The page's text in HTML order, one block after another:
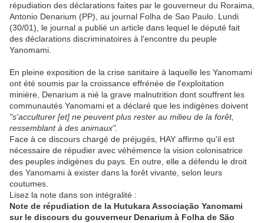
répudiation des déclarations faites par le gouverneur du Roraima,
Antonio Denarium (PP), au journal Folha de Sao Paulo. Lundi
(30/01), le journal a publié un article dans lequel le député fait
des déclarations discriminatoires à l'encontre du peuple
Yanomami.
En pleine exposition de la crise sanitaire à laquelle les Yanomami
ont été soumis par la croissance effrénée de l'exploitation
minière, Denarium a nié la grave malnutrition dont souffrent les
communautés Yanomami et a déclaré que les indigènes doivent
"s'acculturer [et] ne peuvent plus rester au milieu de la forêt,
ressemblant à des animaux".
Face à ce discours chargé de préjugés, HAY affirme qu'il est
nécessaire de répudier avec véhémence la vision colonisatrice
des peuples indigènes du pays. En outre, elle a défendu le droit
des Yanomami à exister dans la forêt vivante, selon leurs
coutumes.
Lisez la note dans son intégralité :
Note de répudiation de la Hutukara Associação Yanomami
sur le discours du gouverneur Denarium à Folha de São